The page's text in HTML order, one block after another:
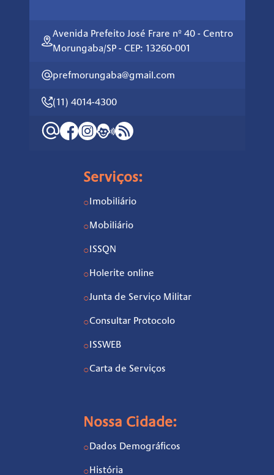
Avenida Prefeito José Frare nº 40 - Centro
Morungaba/SP - CEP: 13260-001
prefmorungaba@gmail.com
(11) 4014-4300
Serviços:
○ Imobiliário
○Mobiliário
○ ISSQN
○ Holerite online
○Junta de Serviço Militar
○Consultar Protocolo
○ ISSWEB
○Carta de Serviços
Nossa Cidade:
○ Dados Demográficos
○ História